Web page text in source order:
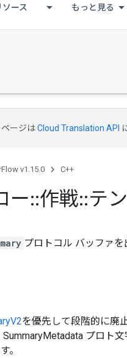
ソース もっと見る
ページはCloud Translation API
v1.15.0 C++
ー::作戦::テ
プロトコル バッファを
を優先して段階的に廃
プロト
。